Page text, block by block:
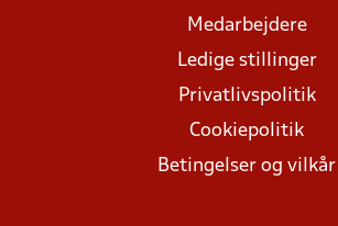
Medarbejdere
Ledige stillinger
Privatlivspolitik
Cookiepolitik
Betingelser og vilkår